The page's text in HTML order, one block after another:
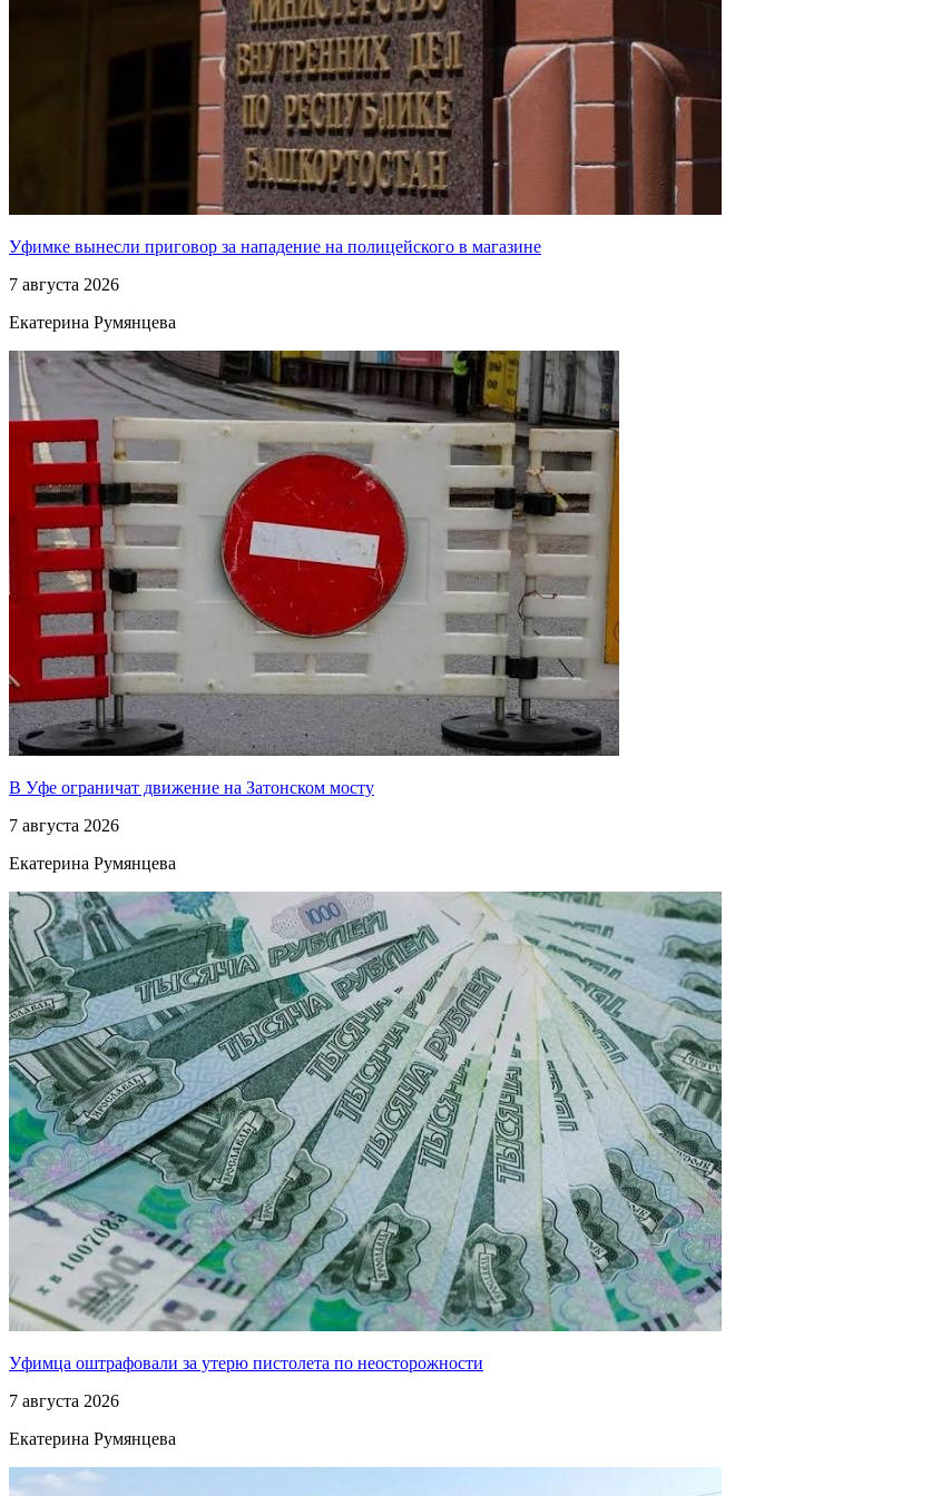
Уфимке вынесли приговор за нападение на полицейского в магазине
7 августа 2026
Екатерина Румянцева
В Уфе ограничат движение на Затонском мосту
7 августа 2026
Екатерина Румянцева
Уфимца оштрафовали за утерю пистолета по неосторожности
7 августа 2026
Екатерина Румянцева